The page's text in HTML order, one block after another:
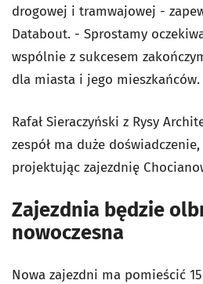
drogowej i tramwajowej -
Databout. - Sprostamy
wspólnie z sukcesem
dla miasta i jego mieszkańców.
Rafał Sieraczyński z Rysy
zespół ma duże
projektując zajezdnię
Zajezdnia będzie
nowoczesna
Nowa zajezdni ma pomieścić